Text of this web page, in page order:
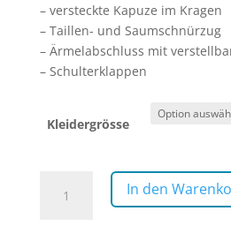
– versteckte Kapuze im Kragen
– Taillen- und Saumschnürzug
– Ärmelabschluss mit
– Schulterklappen
Kleidergrösse
In den